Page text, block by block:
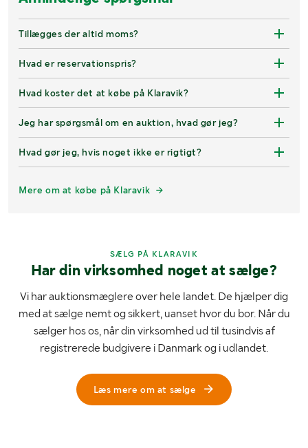
Tillægges der altid moms?
Hvad er reservationspris?
Hvad koster det at købe på Klaravik?
Jeg har spørgsmål om en auktion, hvad gør jeg?
Hvad gør jeg, hvis noget ikke er rigtigt?
Mere om at købe på Klaravik
SÆLG PÅ KLARAVIK
Har din virksomhed noget at sælge?
Vi har auktionsmæglere over hele landet. De hjælper dig
med at sælge nemt og sikkert, uanset hvor du bor. Når du
sælger hos os, når din virksomhed ud til tusindvis af
registrerede budgivere i Danmark og i udlandet.
Læs mere om at sælge